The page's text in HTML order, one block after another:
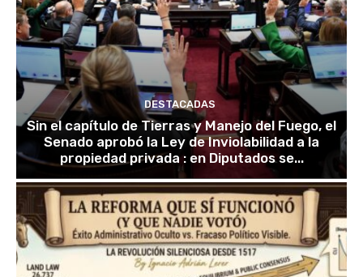
DESTACADAS
Sin el capítulo de Tierras y Manejo del Fuego, el
Senado aprobó la Ley de Inviolabilidad a la
propiedad privada : en Diputados se...